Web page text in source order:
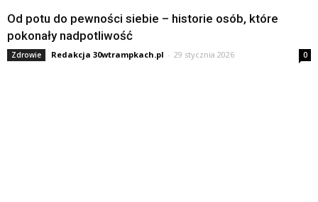
Od potu do pewności siebie – historie osób, które
pokonały nadpotliwość
Zdrowie Redakcja 30wtrampkach.pl - 29 stycznia 2026 0